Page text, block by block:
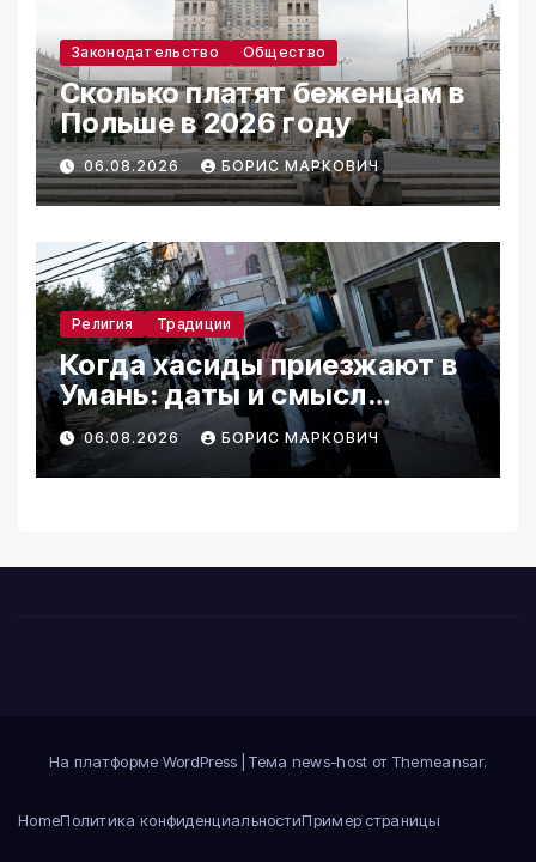
Законодательство Общество
Сколько платят беженцам в
Польше в 2026 году
06.08.2026 БОРИС МАРКОВИЧ
Религия Традиции
Когда хасиды приезжают в
Умань: даты и смысл
паломничества
06.08.2026 БОРИС МАРКОВИЧ
На платформе WordPress |Тема news-host от Themeansar.
HomeПолитика конфиденциальностиПример страницы